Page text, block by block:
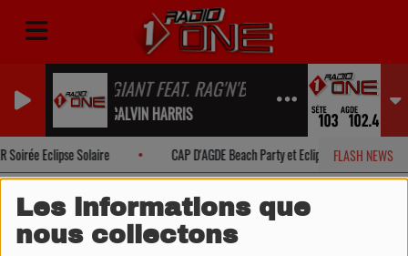
Les informations que
nous collectons
GIANT FEAT. RAG'N'BONE MAN
CALVIN HARRIS
FLASH NEWS
Soirée Eclipse Solaire CAP D'AGDE Beach Party et Eclipse Solaire